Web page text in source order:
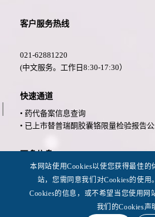
客户服务热线
021-62881220
(中文服务。工作日8:30-17:30）
快速通道
• 药代备案信息查询
• 已上市替普瑞酮胶囊铬限量检验报告
• 法律公告
• 隐私政策
• 可用性
本网站使用Cookies以使您获得最佳的
站，您需同意我们对Cookies的使用
Cookies的信息，或不希望当您使用网
我们的Cookies声